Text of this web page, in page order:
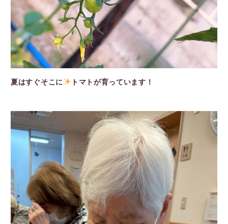
夏はすぐそこに トマトが育っています！